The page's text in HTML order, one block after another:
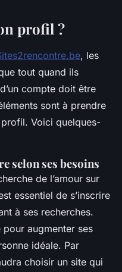
profil ?
, les
tout quand ils
compte doit être
sont à prendre
Voici quelques-
selon ses besoins
de l’amour sur
essentiel de s’inscrire
à ses recherches.
pour augmenter ses
idéale. Par
choisir un site qui